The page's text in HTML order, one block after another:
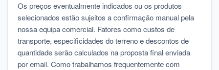
Os preços eventualmente indicados ou os produtos
selecionados estão sujeitos a confirmação manual pela
nossa equipa comercial. Fatores como custos de
transporte, especificidades do terreno e descontos de
quantidade serão calculados na proposta final enviada
por email. Como trabalhamos frequentemente com